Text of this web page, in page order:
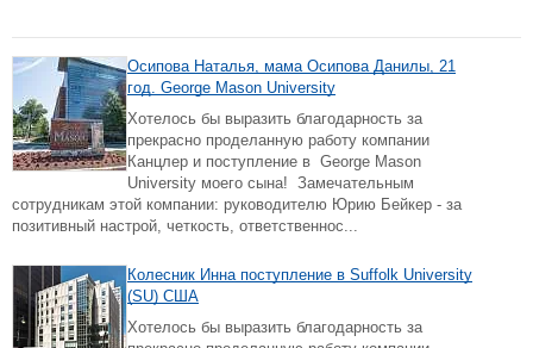
Осипова Наталья, мама Осипова Данилы, 21
год. George Mason University
Хотелось бы выразить благодарность за
прекрасно проделанную работу компании
Канцлер и поступление в George Mason
University моего сына! Замечательным
сотрудникам этой компании: руководителю Юрию Бейкер - за
позитивный настрой, четкость, ответственнос...
Колесник Инна поступление в Suffolk University
(SU) США
Хотелось бы выразить благодарность за